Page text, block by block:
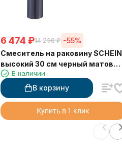
6 474 ₽14 250 ₽ -55%
Смеситель на раковину SCHEIN
высокий 30 см черный
(8611-2BP)
В наличии
В корзину
Купить в 1 клик